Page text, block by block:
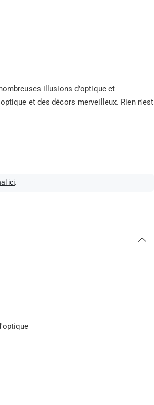
illusions d'optique et
et des décors merveilleux. Rien n'est
ici.